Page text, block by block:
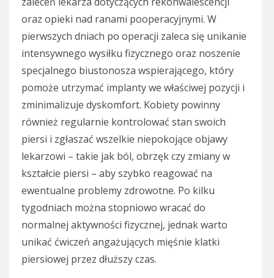
oraz opieki nad ranami pooperacyjnymi. W
pierwszych dniach po operacji zaleca się unikanie
intensywnego wysiłku fizycznego oraz noszenie
specjalnego biustonosza wspierającego, który
pomoże utrzymać implanty we właściwej pozycji i
zminimalizuje dyskomfort. Kobiety powinny
również regularnie kontrolować stan swoich
piersi i zgłaszać wszelkie niepokojące objawy
lekarzowi – takie jak ból, obrzęk czy zmiany w
kształcie piersi – aby szybko reagować na
ewentualne problemy zdrowotne. Po kilku
tygodniach można stopniowo wracać do
normalnej aktywności fizycznej, jednak warto
unikać ćwiczeń angażujących mięśnie klatki
piersiowej przez dłuższy czas.